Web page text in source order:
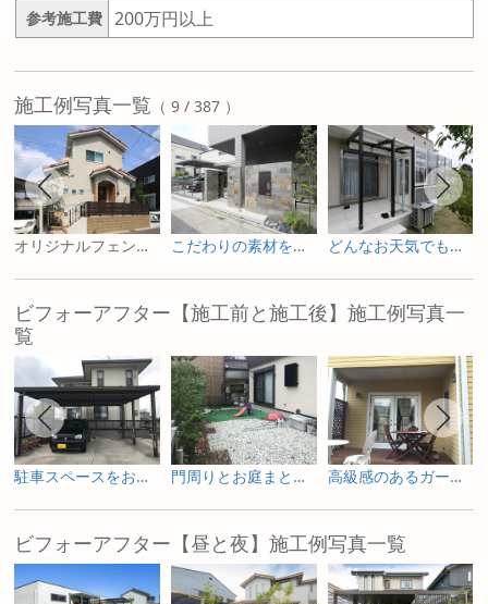
参考施工費 200万円以上
施工例写真一覧 （ 9 / 387 ）
オリジナルフェンスがかわいい新築外構 こだわりの素材を取り入れたクローズ外構 どんなお天気でも快適にオプションが満載のガーデンルーム工事
ビフォーアフター【施工前と施工後】施工例写真一
覧
駐車スペースをお庭へ ガーデニングを楽しむためのリフォーム 門周りとお庭まとめて一新した外構リフォーム 高級感のあるガーデンルームで寛ぐリフォーム庭工事
ビフォーアフター【昼と夜】施工例写真一覧